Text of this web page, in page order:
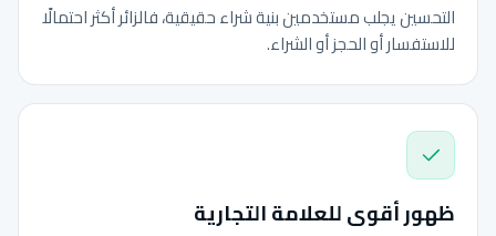
التحسين يجلب مستخدمين بنية شراء حقيقية، فالزائر أكثر احتمالًا
للاستفسار أو الحجز أو الشراء.
ظهور أقوى للعلامة التجارية